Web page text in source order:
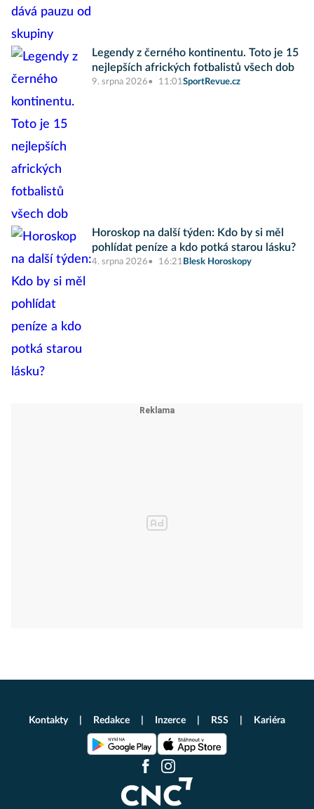
Legendy z černého kontinentu. Toto je 15
nejlepších afrických fotbalistů všech dob
9. srpna 2026 11:01SportRevue.cz
Horoskop na další týden: Kdo by si měl
pohlídat peníze a kdo potká starou lásku?
4. srpna 2026 16:21 Blesk Horoskopy
Kontakty Redakce Inzerce RSS Kariéra